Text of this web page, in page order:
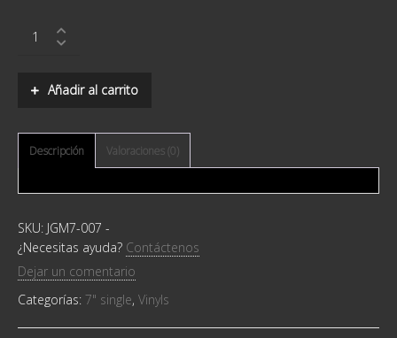
Clash Añadir al carrito
Descripción Valoraciones (0)
SKU: JGM7-007 -
¿Necesitas ayuda? Contáctenos
Dejar un comentario
Categorías: 7" single, Vinyls